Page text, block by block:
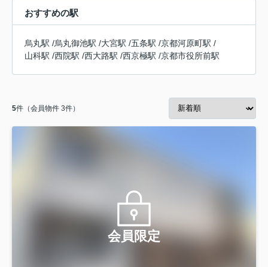
おすすめの駅
烏丸駅 /烏丸御池駅 /大宮駅 /五条駅 /京都河原町駅 /
山科駅 /西院駅 /西大路駅 /西京極駅 /京都市役所前駅
5件（会員物件 3件）
会員限定